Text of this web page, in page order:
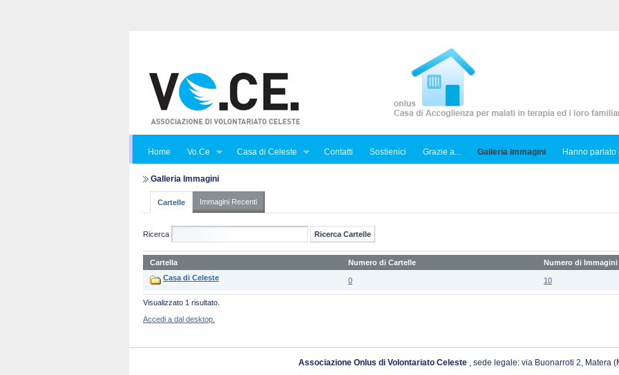
Home Vo.Ce Casa di Celeste Contatti Sostienici Grazie a... Galleria Immagini Hanno parlato
Galleria Immagini
Cartelle Immagini Recenti
Ricerca
Cartella Numero di Cartelle
Numero di Immagini
Casa di Celeste
0 10
Visualizzato 1 risultato.
Accedi a dal desktop.
Associazione Onlus di Volontariato Celeste , sede legale: via Buonarroti 2, Matera